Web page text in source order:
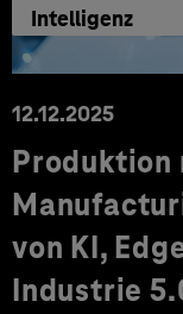
Intelligenz
12.12.2025
Produktion
von KI,
Industrie